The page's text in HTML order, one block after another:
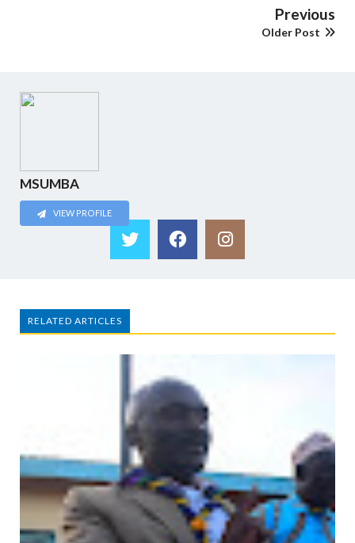
Previous
Older Post
MSUMBA
VIEW PROFILE
RELATED ARTICLES